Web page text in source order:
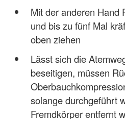
Mit der anderen Hand
und bis zu fünf Mal
oben ziehen
Lässt sich die
beseitigen, müssen
solange durchgeführt
Fremdkörper entfernt